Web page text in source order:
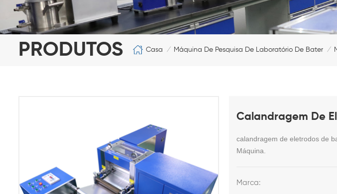
PRODUTOS Casa / Máquina De Pesquisa De Laboratório De Bateria/
Calandragem De
calandragem de eletrodos de
Máquina.
Marca: